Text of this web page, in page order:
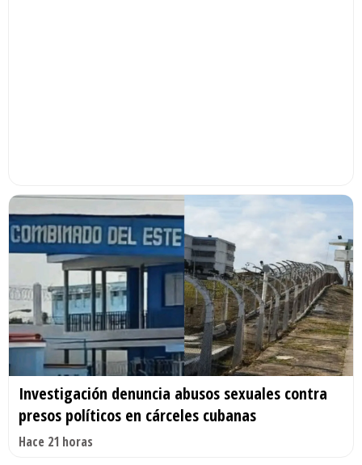
Investigación denuncia abusos sexuales contra
presos políticos en cárceles cubanas
Hace 21 horas